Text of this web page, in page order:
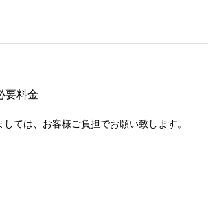
要料金
ては、お客様ご負担でお願い致します。